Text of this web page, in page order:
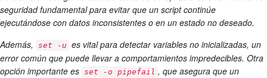
seguridad fundamental para evitar que un script continúe
ejecutándose con datos inconsistentes o en un estado no deseado.
Además, set -u es vital para detectar variables no inicializadas, un
error común que puede llevar a comportamientos impredecibles. Otra
opción importante es set -o pipefail , que asegura que un